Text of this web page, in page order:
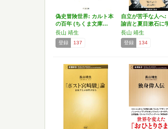
偽史冒険世界: カルト本
の百年 (ちくま文庫…
長山 靖生
登録 137
自立が苦手な人へ:
諭吉と夏目漱石に
ぶ…
長山 靖生
登録 134